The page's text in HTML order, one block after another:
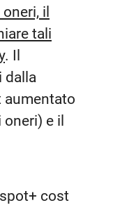
il
tali
. Il
dalla
aumentato
e il
cost